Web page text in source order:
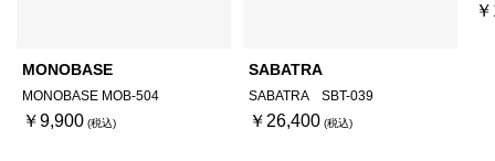
MONOBASE
MONOBASE MOB-504
￥9,900
SABATRA
SABATRA SBT-039
￥26,400